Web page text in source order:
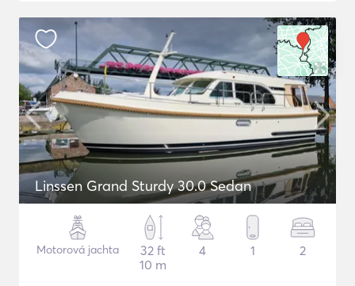
Linssen Grand Sturdy 30.0 Sedan
Motorová jachta
32 ft
10 m
4 1 2